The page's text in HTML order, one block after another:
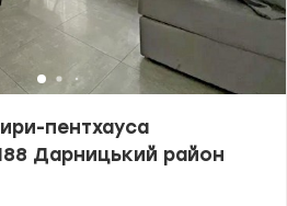
пентхауса
Дарницький район